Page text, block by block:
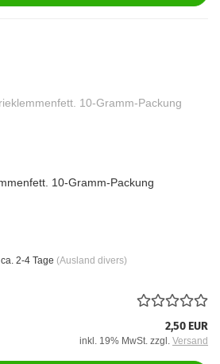
10-Gramm-Packung
ca. 2-4 Tage (Ausland divers)
2,50 EUR
inkl. 19% MwSt. zzgl. Versand